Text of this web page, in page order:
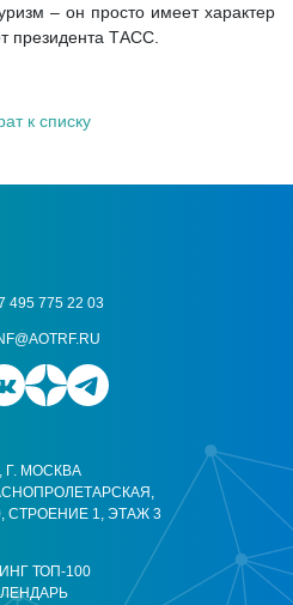
– он просто имеет характер
президента ТАСС.
к списку
ТОП-100
Г. МОСКВА
СТРОЕНИЕ 1, ЭТАЖ 3
495 775 22 03